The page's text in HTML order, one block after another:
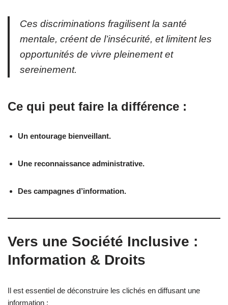
Ces discriminations fragilisent la santé
mentale, créent de l’insécurité, et limitent les
opportunités de vivre pleinement et
sereinement.
Ce qui peut faire la différence :
Un entourage bienveillant.
Une reconnaissance administrative.
Des campagnes d’information.
Vers une Société Inclusive :
Information & Droits
Il est essentiel de déconstruire les clichés en diffusant une
information :